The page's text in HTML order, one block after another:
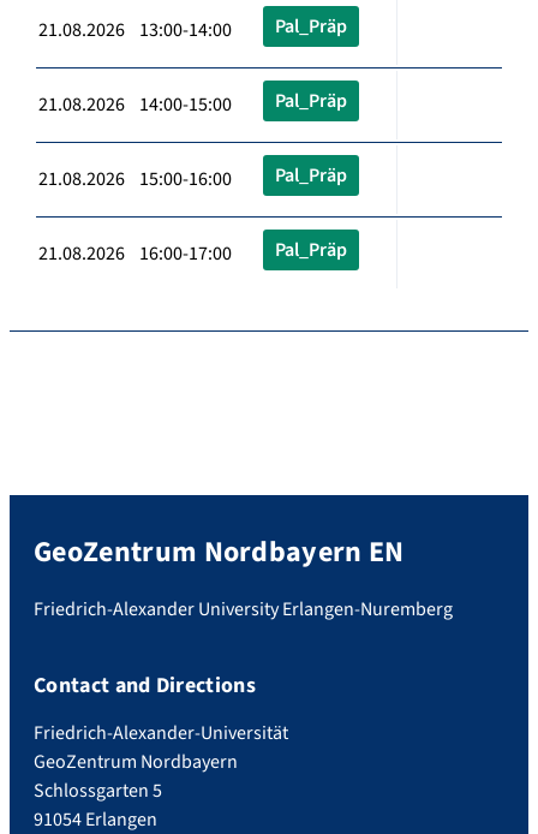
21.08.2026 13:00-14:00 Pal_Präp
21.08.2026 14:00-15:00 Pal_Präp
21.08.2026 15:00-16:00 Pal_Präp
21.08.2026 16:00-17:00 Pal_Präp
GeoZentrum Nordbayern EN
Friedrich-Alexander University Erlangen-Nuremberg
Contact and Directions
Friedrich-Alexander-Universität
GeoZentrum Nordbayern
Schlossgarten 5
91054 Erlangen